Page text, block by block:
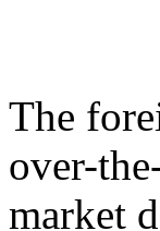
The
over-
market